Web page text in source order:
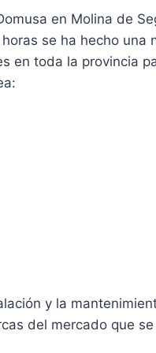
en Molina de
se ha hecho una
en toda la provincia
y la
del mercado que